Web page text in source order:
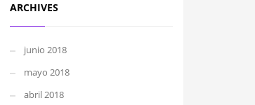
ARCHIVES
junio 2018
mayo 2018
abril 2018